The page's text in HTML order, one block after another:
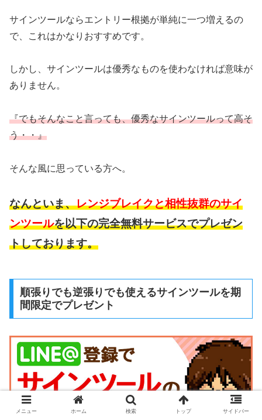
サインツールならエントリー根拠が単純に一つ増えるの
で、これはかなりおすすめです。
しかし、サインツールは優秀なものを使わなければ意味が
ありません。
『でもそんなこと言っても、優秀なサインツールって高そ
う・・』
そんな風に思っている方へ。
なんといま、レンジブレイクと相性抜群のサイ
ンツールを以下の完全無料サービスでプレゼン
トしております。
順張りでも逆張りでも使えるサインツールを期
間限定でプレゼント
メニュー ホーム 検索 トップ サイドバー